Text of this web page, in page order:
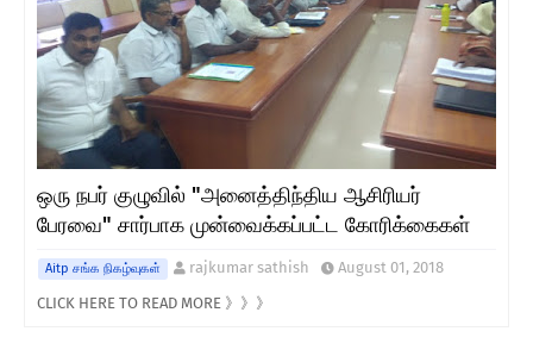
ஒரு நபர் குழுவில் "அனைத்திந்திய ஆசிரியர்
பேரவை" சார்பாக முன்வைக்கப்பட்ட கோரிக்கைகள்
Aitp சங்க நிகழ்வுகள் rajkumar sathish
August 01, 2018
CLICK HERE TO READ MORE 》》》